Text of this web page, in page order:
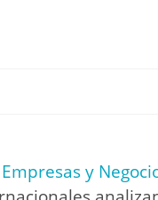
Empresas y